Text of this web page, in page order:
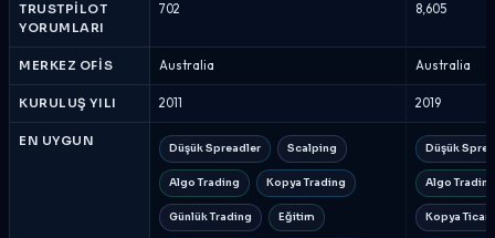
Broker
Karşılaştırması
Ağustos
TRUSTPILOT
YORUMLARI
702 8,605
MERKEZ OFIS Australia Australia
KURULUŞ YILI 2011 2019
EN UYGUN Düşük Spreadler Scalping
Algo Trading Kopya Trading
Günlük Trading Eğitim
Düşük
Algo Trading
Kopya